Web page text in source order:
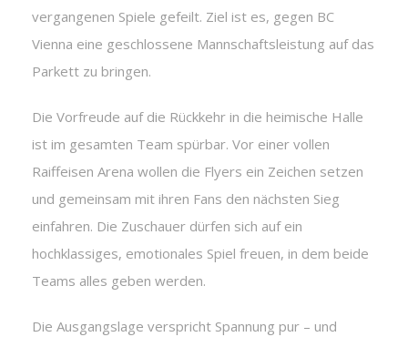
vergangenen Spiele gefeilt. Ziel ist es, gegen BC
Vienna eine geschlossene Mannschaftsleistung auf das
Parkett zu bringen.
Die Vorfreude auf die Rückkehr in die heimische Halle
ist im gesamten Team spürbar. Vor einer vollen
Raiffeisen Arena wollen die Flyers ein Zeichen setzen
und gemeinsam mit ihren Fans den nächsten Sieg
einfahren. Die Zuschauer dürfen sich auf ein
hochklassiges, emotionales Spiel freuen, in dem beide
Teams alles geben werden.
Die Ausgangslage verspricht Spannung pur – und